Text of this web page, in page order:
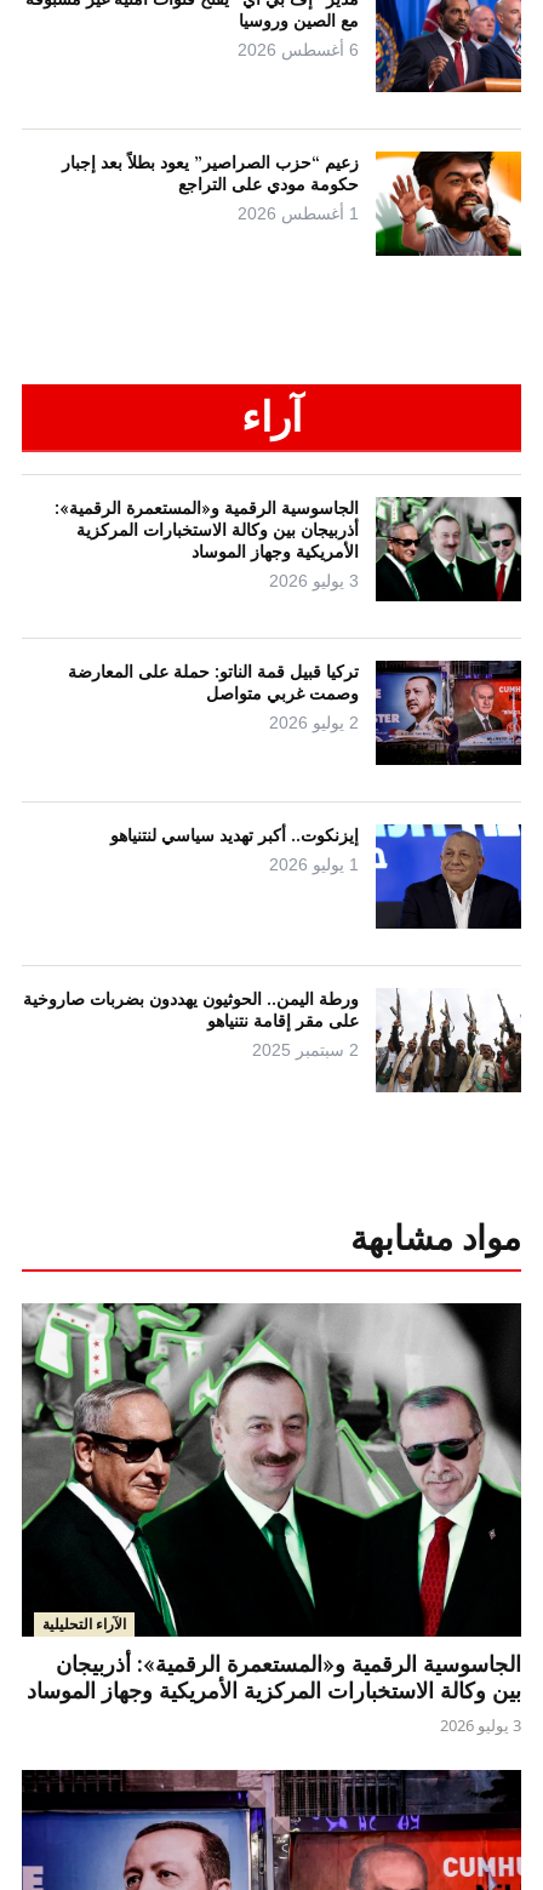
مع الصين وروسيا
6 أغسطس 2026
زعيم “حزب الصراصير” يعود بطلاً بعد إجبار
حكومة مودي على التراجع
1 أغسطس 2026
آراء
الجاسوسية الرقمية و«المستعمرة الرقمية»:
أذربيجان بين وكالة الاستخبارات المركزية
الأمريكية وجهاز الموساد
3 يوليو 2026
تركيا قبيل قمة الناتو: حملة على المعارضة
وصمت غربي متواصل
2 يوليو 2026
إيزنكوت.. أكبر تهديد سياسي لنتنياهو
1 يوليو 2026
ورطة اليمن.. الحوثيون يهددون بضربات صاروخية
على مقر إقامة نتنياهو
2 سبتمبر 2025
مواد مشابهة
الآراء التحليلية
الجاسوسية الرقمية و«المستعمرة الرقمية»: أذربيجان
بين وكالة الاستخبارات المركزية الأمريكية وجهاز الموساد
3 يوليو 2026